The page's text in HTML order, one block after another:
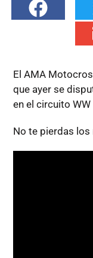
El AMA
que ayer se
en el circuito WW
No te pierdas